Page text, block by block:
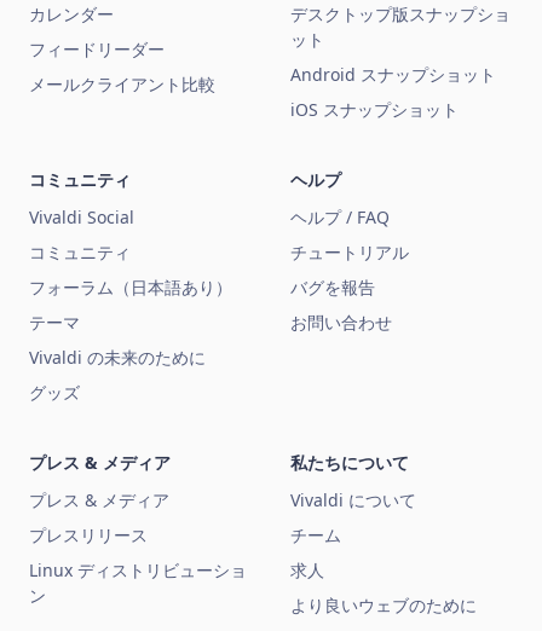
カレンダー
フィードリーダー
メールクライアント比較
デスクトップ版スナップショ
ット
Android スナップショット
iOS スナップショット
コミュニティ
Vivaldi Social
コミュニティ
フォーラム（日本語あり）
テーマ
Vivaldi の未来のために
グッズ
ヘルプ
ヘルプ / FAQ
チュートリアル
バグを報告
お問い合わせ
プレス & メディア
プレス & メディア
プレスリリース
Linux ディストリビューショ
ン
私たちについて
Vivaldi について
チーム
求人
より良いウェブのために